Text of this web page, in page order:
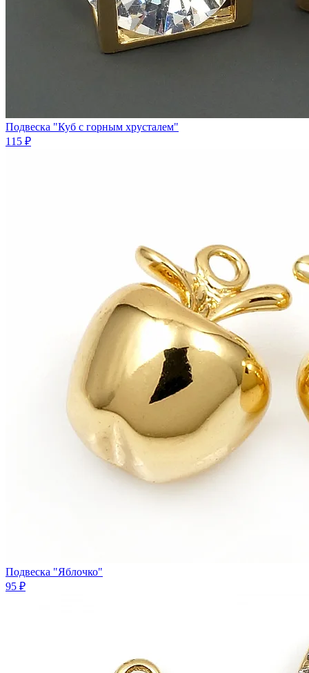
Подвеска "Куб с горным хрусталем"
115 ₽
Подвеска "Яблочко"
95 ₽